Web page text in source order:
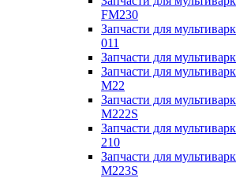
FM230
Запчасти для
011
Запчасти для
Запчасти для
M22
Запчасти для
M222S
Запчасти для
210
Запчасти для
M223S